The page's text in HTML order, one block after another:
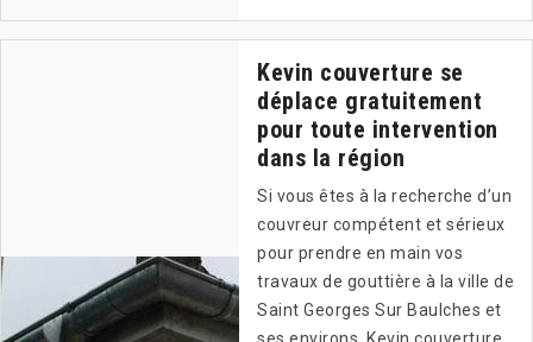
Kevin couverture se
déplace gratuitement
pour toute intervention
dans la région
Si vous êtes à la recherche d’un
couvreur compétent et sérieux
pour prendre en main vos
travaux de gouttière à la ville de
Saint Georges Sur Baulches et